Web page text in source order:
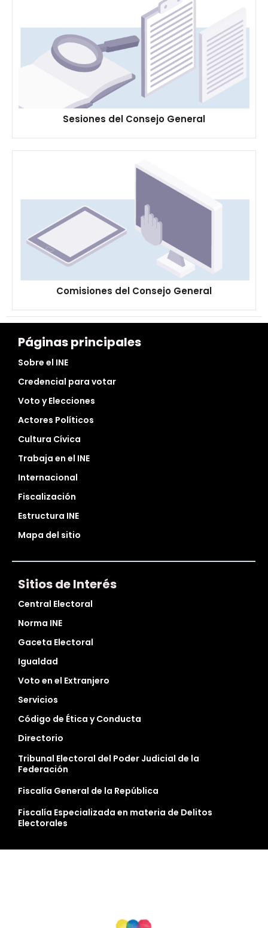
Sesiones del Consejo General
Comisiones del Consejo General
Páginas principales
Sobre el INE
Credencial para votar
Voto y Elecciones
Actores Políticos
Cultura Cívica
Trabaja en el INE
Internacional
Fiscalización
Estructura INE
Mapa del sitio
Sitios de Interés
Central Electoral
Norma INE
Gaceta Electoral
Igualdad
Voto en el Extranjero
Servicios
Código de Ética y Conducta
Directorio
Tribunal Electoral del Poder Judicial de la
Federación
Fiscalía General de la República
Fiscalía Especializada en materia de Delitos
Electorales